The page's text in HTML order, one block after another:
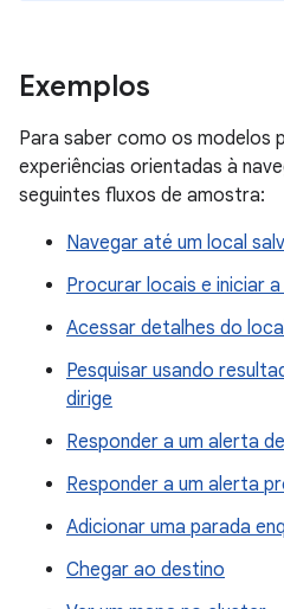
Exemplos
Para saber como os modelos
experiências orientadas à
seguintes fluxos de amostra:
Navegar até um local
Procurar locais e iniciar
Acessar detalhes do
Pesquisar usando
dirige
Responder a um alerta
Responder a um alerta
Adicionar uma parada
Chegar ao destino